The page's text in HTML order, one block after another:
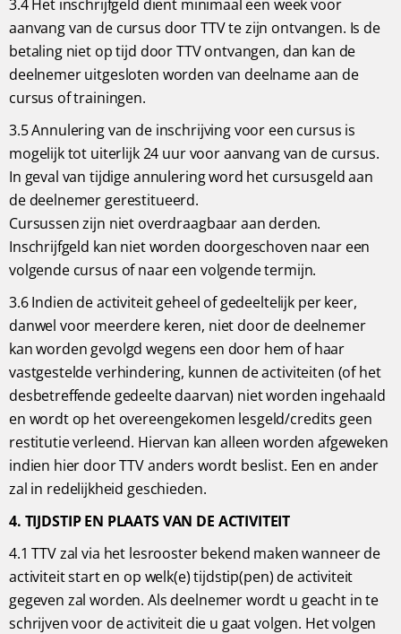
3.4 Het inschrijfgeld dient minimaal een week voor
aanvang van de cursus door TTV te zijn ontvangen. Is de
betaling niet op tijd door TTV ontvangen, dan kan de
deelnemer uitgesloten worden van deelname aan de
cursus of trainingen.
3.5 Annulering van de inschrijving voor een cursus is
mogelijk tot uiterlijk 24 uur voor aanvang van de cursus.
In geval van tijdige annulering word het cursusgeld aan
de deelnemer gerestitueerd.
Cursussen zijn niet overdraagbaar aan derden.
Inschrijfgeld kan niet worden doorgeschoven naar een
volgende cursus of naar een volgende termijn.
3.6 Indien de activiteit geheel of gedeeltelijk per keer,
danwel voor meerdere keren, niet door de deelnemer
kan worden gevolgd wegens een door hem of haar
vastgestelde verhindering, kunnen de activiteiten (of het
desbetreffende gedeelte daarvan) niet worden ingehaald
en wordt op het overeengekomen lesgeld/credits geen
restitutie verleend. Hiervan kan alleen worden afgeweken
indien hier door TTV anders wordt beslist. Een en ander
zal in redelijkheid geschieden.
4. TIJDSTIP EN PLAATS VAN DE ACTIVITEIT
4.1 TTV zal via het lesrooster bekend maken wanneer de
activiteit start en op welk(e) tijdstip(pen) de activiteit
gegeven zal worden. Als deelnemer wordt u geacht in te
schrijven voor de activiteit die u gaat volgen. Het volgen